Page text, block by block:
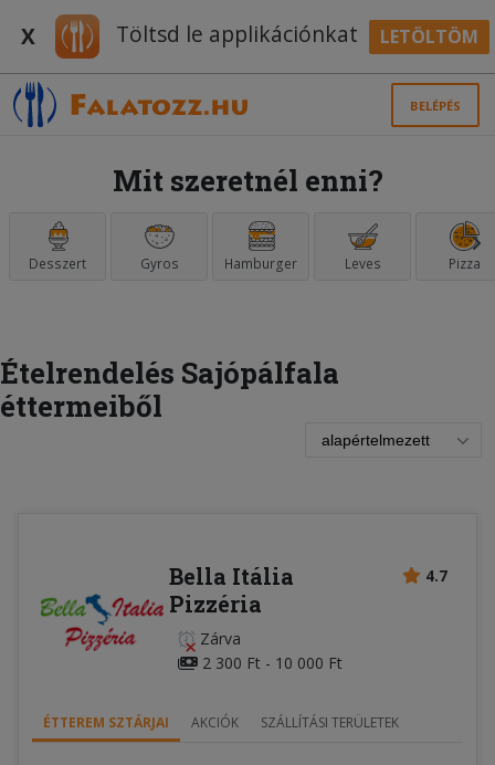
X Töltsd le applikációnkat LETÖLTÖM
BELÉPÉS
Mit szeretnél enni?
Desszert Gyros Hamburger Leves Pizza
Ételrendelés Sajópálfala
éttermeiből
4.7
Bella Itália
Pizzéria
Zárva
2 300 Ft - 10 000 Ft
ÉTTEREM SZTÁRJAI AKCIÓK SZÁLLÍTÁSI TERÜLETEK